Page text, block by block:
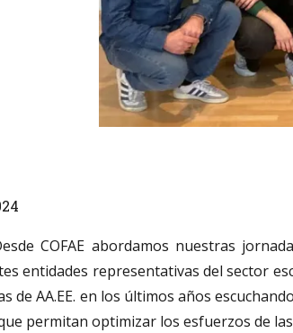
COFAE abordamos nuestras
entidades representativas del sector
de AA.EE. en los últimos años
permitan optimizar los esfuerzos de